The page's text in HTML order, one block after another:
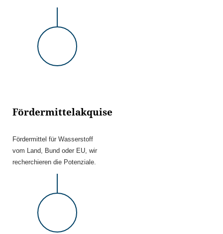
Fördermittelakquise
Fördermittel für Wasserstoff
vom Land, Bund oder EU, wir
recherchieren die Potenziale.